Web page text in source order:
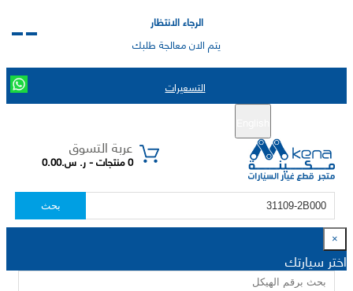
الرجاء الانتظار
يتم الان معالجة طلبك
التسعيرات
عربة التسوق
0 منتجات - ر. س.0.00
بحث
×
اختر سيارتك